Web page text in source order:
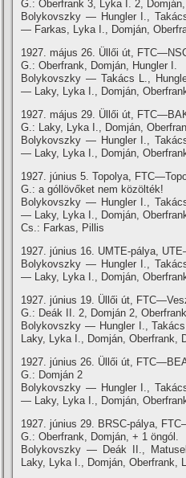
G.: Oberfrank 3, Lyka I. 2, Domján,
Bolykovszky — Hungler I.,
— Farkas, Lyka I., Domján,
1927. május 26. Üllői út,
G.: Oberfrank, Domján, Hungler I.
Bolykovszky — Takács L.,
— Laky, Lyka I., Domján,
1927. május 29. Üllői út,
G.: Laky, Lyka I., Domján,
Bolykovszky — Hungler I.,
— Laky, Lyka I., Domján,
1927. június 5. Topolya,
G.: a góllövőket nem közölték!
Bolykovszky — Hungler I.,
— Laky, Lyka I., Domján,
Cs.: Farkas, Pillis
1927. június 16. UMTE-pálya,
Bolykovszky — Hungler I.,
— Laky, Lyka I., Domján,
1927. június 19. Üllői út,
G.: Deák II. 2, Domján 2, Oberfrank
Bolykovszky — Hungler I.,
Laky, Lyka I., Domján, Oberfrank,
1927. június 26. Üllői út,
G.: Domján 2
Bolykovszky — Hungler I.,
— Laky, Lyka I., Domján,
1927. június 29. BRSC-pálya,
G.: Oberfrank, Domján, + 1 öngól.
Bolykovszky — Deák II.,
Laky, Lyka I., Domján, Oberfrank,